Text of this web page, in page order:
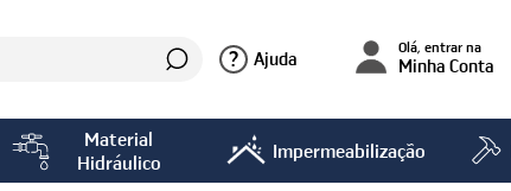
? Ajuda Olá, entrar na
Minha Conta
Material
Hidráulico
Impermeabilização